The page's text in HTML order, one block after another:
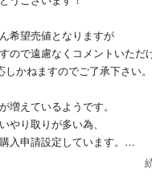
希望売値となりますが
ので遠慮なくコメントいただ
かねますのでご了承下さい。
増えているようです。
やり取りが多い為、
入申請設定しています。
することはありませんのでご